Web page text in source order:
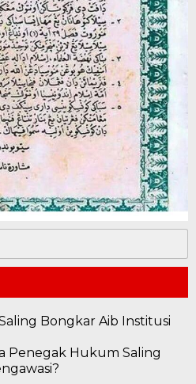
Bongkar Aib Institusi
Penegak Hukum Saling